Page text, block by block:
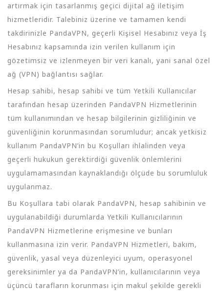
artırmak için tasarlanmış geçici dijital ağ iletişim
hizmetleridir. Talebiniz üzerine ve tamamen kendi
takdirinizle PandaVPN, geçerli Kişisel Hesabınız veya İş
Hesabınız kapsamında izin verilen kullanım için
gözetimsiz ve izlenmeyen bir veri kanalı, yani sanal özel
ağ (VPN) bağlantısı sağlar.
Hesap sahibi, hesap sahibi ve tüm Yetkili Kullanıcılar
tarafından hesap üzerinden PandaVPN Hizmetlerinin
tüm kullanımından ve hesap bilgilerinin gizliliğinin ve
güvenliğinin korunmasından sorumludur; ancak yetkisiz
kullanım PandaVPN’in bu Koşulları ihlalinden veya
geçerli hukukun gerektirdiği güvenlik önlemlerini
uygulamamasından kaynaklandığı ölçüde bu sorumluluk
uygulanmaz.
Bu Koşullara tabi olarak PandaVPN, hesap sahibinin ve
uygulanabildiği durumlarda Yetkili Kullanıcılarının
PandaVPN Hizmetlerine erişmesine ve bunları
kullanmasına izin verir. PandaVPN Hizmetleri, bakım,
güvenlik, yasal veya düzenleyici uyum, operasyonel
gereksinimler ya da PandaVPN’in, kullanıcılarının veya
üçüncü tarafların korunması için makul şekilde gerekli